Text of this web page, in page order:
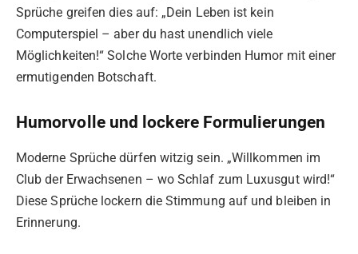
Sprüche greifen dies auf: „Dein Leben ist kein
Computerspiel – aber du hast unendlich viele
Möglichkeiten!“ Solche Worte verbinden Humor mit einer
ermutigenden Botschaft.
Humorvolle und lockere Formulierungen
Moderne Sprüche dürfen witzig sein. „Willkommen im
Club der Erwachsenen – wo Schlaf zum Luxusgut wird!“
Diese Sprüche lockern die Stimmung auf und bleiben in
Erinnerung.